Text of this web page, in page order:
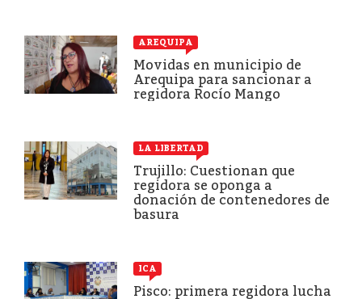
AREQUIPA
Movidas en municipio de
Arequipa para sancionar a
regidora Rocío Mango
LA LIBERTAD
Trujillo: Cuestionan que
regidora se oponga a
donación de contenedores de
basura
ICA
Pisco: primera regidora lucha